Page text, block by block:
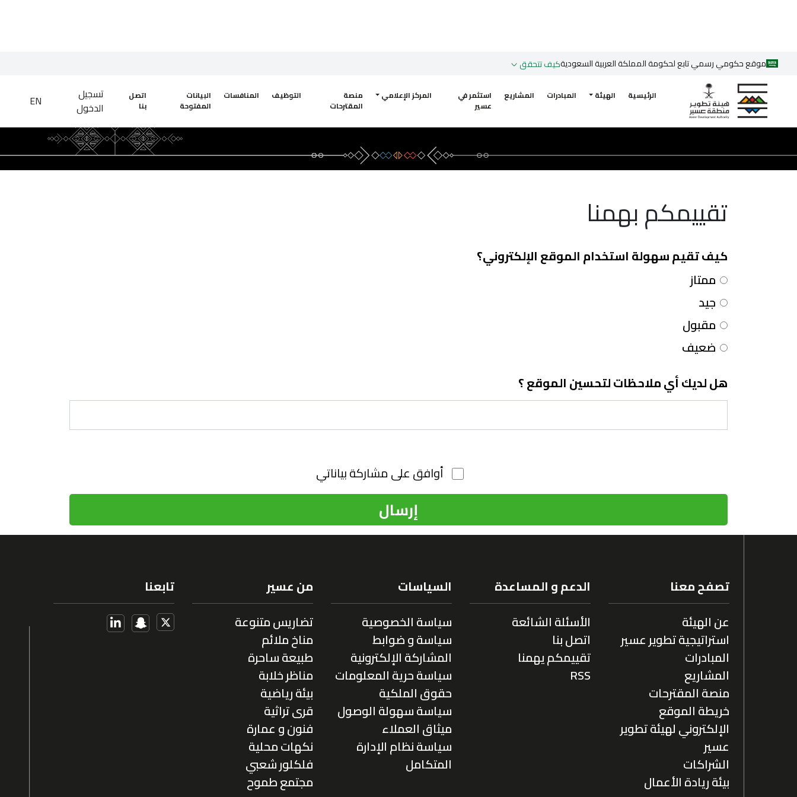
موقع حكومي رسمي تابع لحكومة المملكة العربية السعوديةكيف تتحقق
الرئيسية الهيئة المبادرات المشاريع استثمر في
عسير
المركز الإعلامي منصة
المقترحات
التوظيف المنافسات البيانات
المفتوحة
اتصل
بنا
تسجيل
الدخول
EN الرئيسية تقييمكم بهمنا
تقييمكم بهمنا
كيف تقيم سهولة استخدام الموقع الإلكتروني؟
ممتاز
جيد
مقبول
ضعيف
هل لديك أي ملاحظات لتحسين الموقع ؟
أوافق على مشاركة بياناتي
إرسال
تصفح معنا
عن الهيئة
استراتيجية تطوير عسير
المبادرات
المشاريع
منصة المقترحات
خريطة الموقع
الإلكتروني لهيئة تطوير
عسير
الشراكات
بيئة ريادة الأعمال
الدعم و المساعدة
الأسئلة الشائعة
اتصل بنا
تقييمكم يهمنا
RSS
السياسات
سياسة الخصوصية
سياسة و ضوابط
المشاركة الإلكترونية
سياسة حرية المعلومات
حقوق الملكية
سياسة سهولة الوصول
ميثاق العملاء
سياسة نظام الإدارة
المتكامل
من عسير
تضاريس متنوعة
مناخ ملائم
طبيعة ساحرة
مناظر خلابة
بيئة رياضية
قرى تراثية
فنون و عمارة
نكهات محلية
فلكلور شعبي
مجتمع طموح
تابعنا